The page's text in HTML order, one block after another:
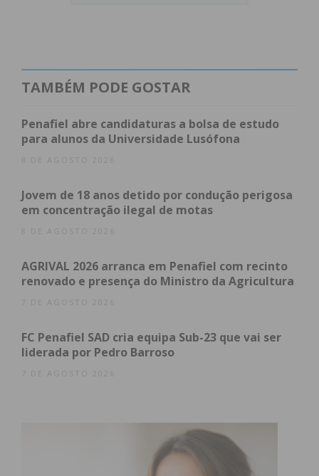
próximas, caso da sua mãe. Não gosta mesmo é de
de todos”, garante, satisfeito por trabalhar num
país como Portugal, onde existe liberdade para
fazer comédia e onde existe sempre “muito sumo”.
“Regresso à Anormalidade” é o novo espetáculo de
Hugo Sousa, que está em digressão desde o início
do mês, passando por vários pontos do país. Veja a
TAMBÉM PODE GOSTAR
Penafiel abre candidaturas a bolsa de estudo
para alunos da Universidade Lusófona
8 DE AGOSTO 2026
Jovem de 18 anos detido por condução perigosa
em concentração ilegal de motas
8 DE AGOSTO 2026
AGRIVAL 2026 arranca em Penafiel com recinto
renovado e presença do Ministro da Agricultura
7 DE AGOSTO 2026
FC Penafiel SAD cria equipa Sub-23 que vai ser
liderada por Pedro Barroso
7 DE AGOSTO 2026